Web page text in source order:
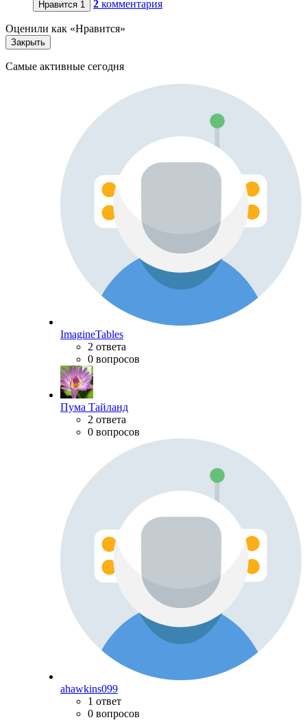
Нравится 1 2 комментария
Оценили как «Нравится»
Закрыть
Самые активные сегодня
ImagineTables
2 ответа
0 вопросов
Пума Тайланд
2 ответа
0 вопросов
ahawkins099
1 ответ
0 вопросов